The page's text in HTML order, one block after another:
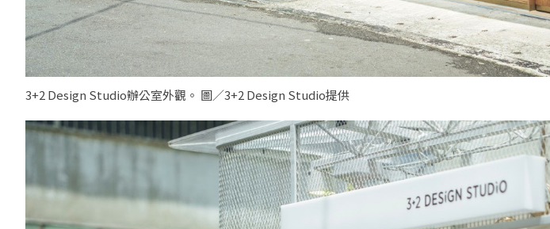
3+2 Design Studio辦公室外觀。 圖／3+2 Design Studio提供